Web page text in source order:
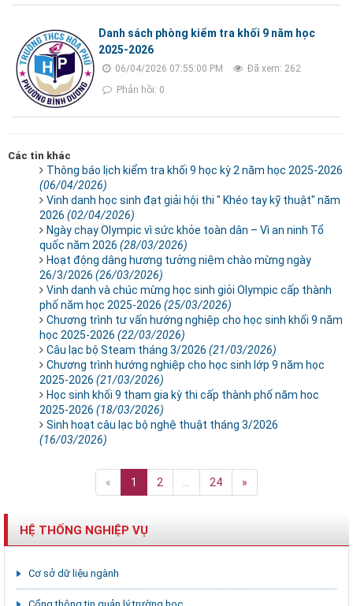
Danh sách phòng kiểm tra khối 9 năm học
2025-2026
06/04/2026 07:55:00 PM
Đã xem: 262
Phản hồi: 0
Các tin khác
Thông báo lịch kiểm tra khối 9 học kỳ 2 năm học 2025-2026
(06/04/2026)
Vinh danh học sinh đạt giải hội thi " Khéo tay kỹ thuật" năm
2026 (02/04/2026)
Ngày chạy Olympic vì sức khỏe toàn dân – Vì an ninh Tổ
quốc năm 2026 (28/03/2026)
Hoạt động dâng hương tưởng niệm chào mừng ngày
26/3/2026 (26/03/2026)
Vinh danh và chúc mừng học sinh giỏi Olympic cấp thành
phố năm học 2025-2026 (25/03/2026)
Chương trình tư vấn hướng nghiệp cho học sinh khối 9 năm
học 2025-2026 (22/03/2026)
Câu lạc bộ Steam tháng 3/2026 (21/03/2026)
Chương trình hướng nghiệp cho học sinh lớp 9 năm học
2025-2026 (21/03/2026)
Học sinh khối 9 tham gia kỳ thi cấp thành phố năm hoc
2025-2026 (18/03/2026)
Sinh hoạt câu lạc bộ nghệ thuật tháng 3/2026
(16/03/2026)
« 1 2 24 »
HỆ THỐNG NGHIỆP VỤ
Cơ sở dữ liệu ngành
Cổng thông tin quản lý trường học